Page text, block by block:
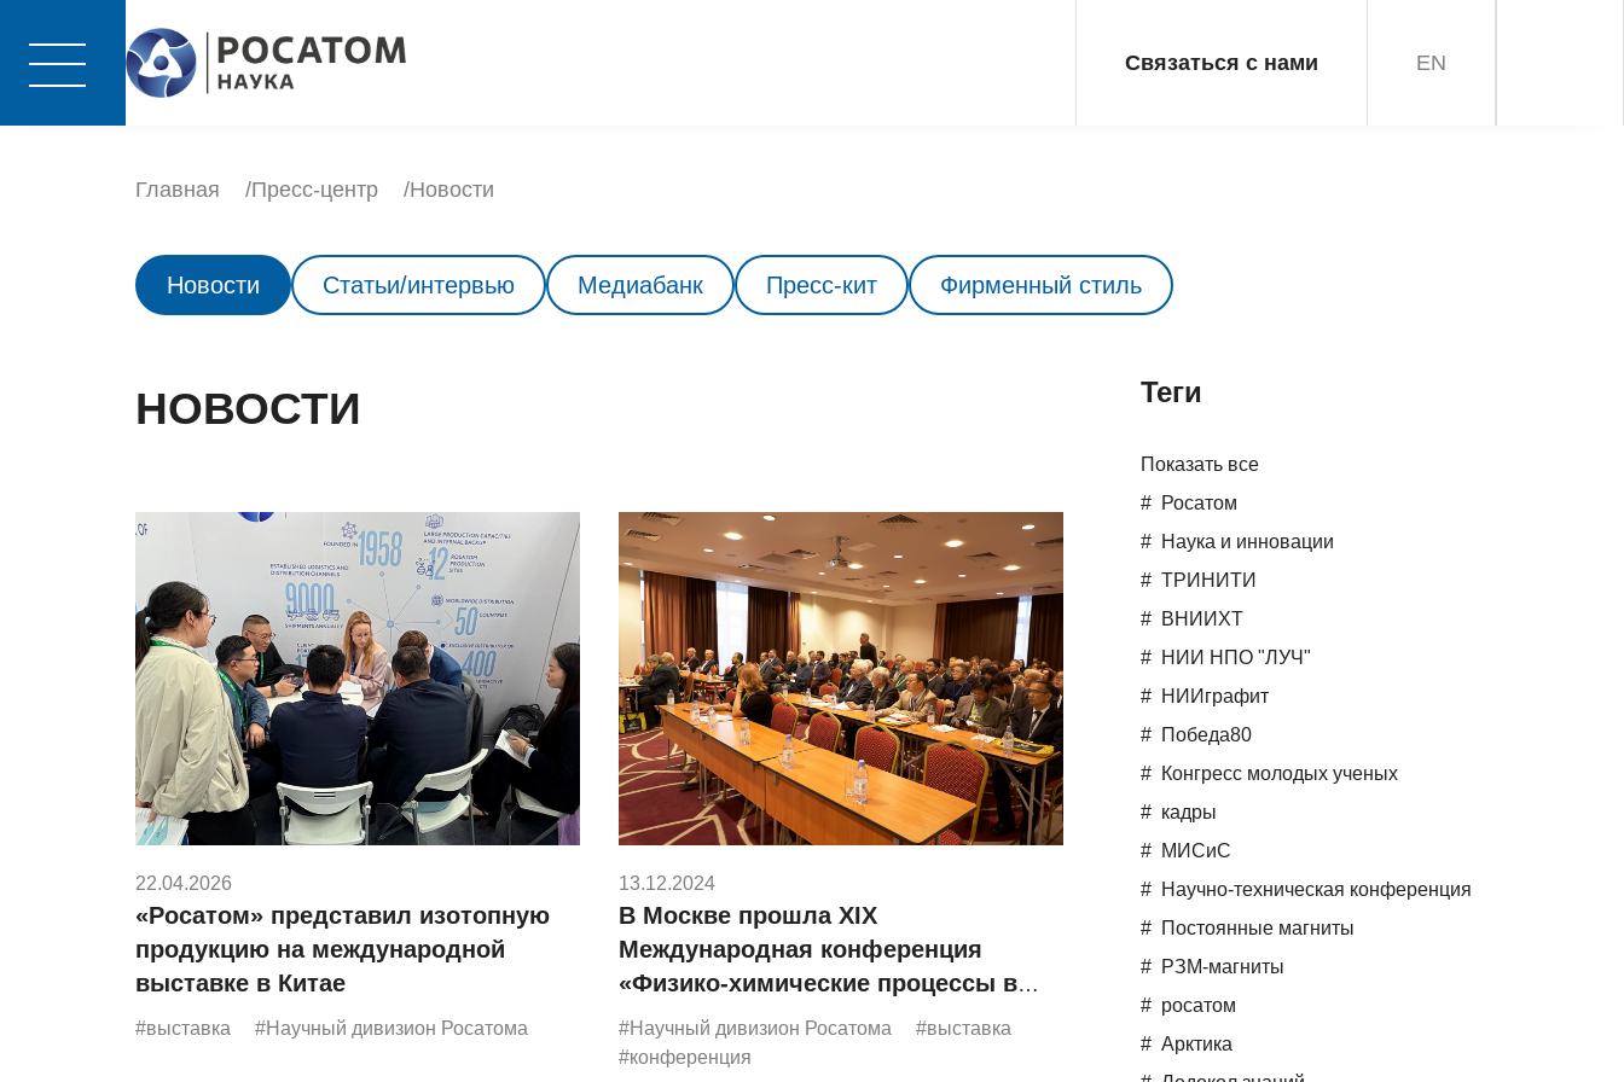
Связаться с нами EN
Главная Пресс-центр Новости
Новости Статьи/интервью Медиабанк Пресс-кит Фирменный стиль
НОВОСТИ
22.04.2026
«Росатом» представил изотопную
продукцию на международной
выставке в Китае
#выставка #Научный дивизион Росатома
13.12.2024
В Москве прошла XIX
Международная конференция
«Физико-химические процессы в
атомных системах»
#Научный дивизион Росатома
#выставка
#конференция
Teги
Показать все
Росатом
Наука и инновации
ТРИНИТИ
ВНИИХТ
НИИ НПО "ЛУЧ"
НИИграфит
Победа80
Конгресс молодых ученых
кадры
МИСиС
Научно-техническая конференция
Постоянные магниты
РЗМ-магниты
росатом
Арктика